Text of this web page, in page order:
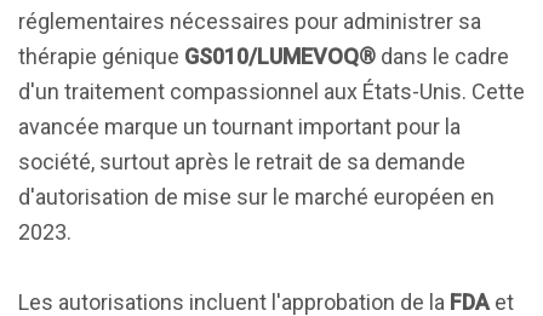
réglementaires nécessaires pour administrer sa
thérapie génique GS010/LUMEVOQ® dans le cadre
d'un traitement compassionnel aux États-Unis. Cette
avancée marque un tournant important pour la
société, surtout après le retrait de sa demande
d'autorisation de mise sur le marché européen en
2023.
Les autorisations incluent l'approbation de la FDA et